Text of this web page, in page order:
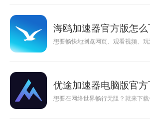
海鸥加速器官方版怎么
想要畅快地浏览网页、观看视频、
优途加速器电脑版官方
想要在网络世界畅行无阻？就来下